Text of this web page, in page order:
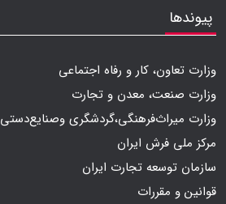
پیوندها
وزارت تعاون، کار و رفاه اجتماعی
وزارت صنعت، معدن و تجارت
وزارت میراث‌فرهنگی،گردشگری وصنایع‌دستی
مرکز ملی فرش ایران
سازمان توسعه تجارت ایران
قوانین و مقررات